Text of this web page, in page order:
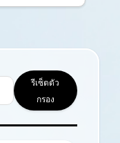
รีเซ็ตตัว
กรอง